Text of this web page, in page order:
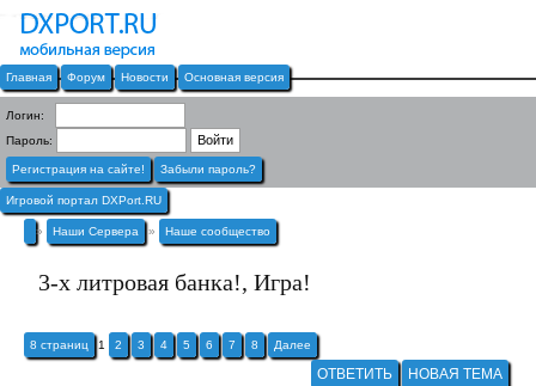
Главная Форум Новости Основная версия
Логин:
Пароль:
Регистрация на сайте! Забыли пароль?
Игровой портал DXPort.RU
» Наши Сервера » Наше сообщество
3-х литровая банка!, Игра!
8 страниц 1 2 3 4 5 6 7 8 Далее
ОТВЕТИТЬ НОВАЯ ТЕМА